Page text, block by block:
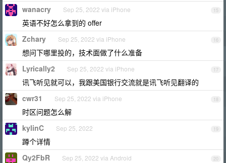
15
wanacry Sep 25, 2022 via iPhone
英语不好怎么拿到的 offer
16
Zchary Sep 25, 2022 via iPhone
想问下哪里投的，技术面做了什么准备
17
Lyrically2 Sep 25, 2022 via iPhone
讯飞听见就可以，我跟美国银行交流就是讯飞听见翻译的
18
cwr31 Sep 25, 2022 via iPhone
时区问题怎么解
19
kylinC Sep 25, 2022
蹲个详情
20
Qy2FbR Sep 25, 2022 via Android